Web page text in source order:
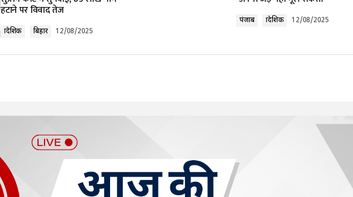
हटाने पर विवाद तेज
प्रादेशिक बिहार 12/08/2025
पंजाब प्रादेशिक 12/08/2025